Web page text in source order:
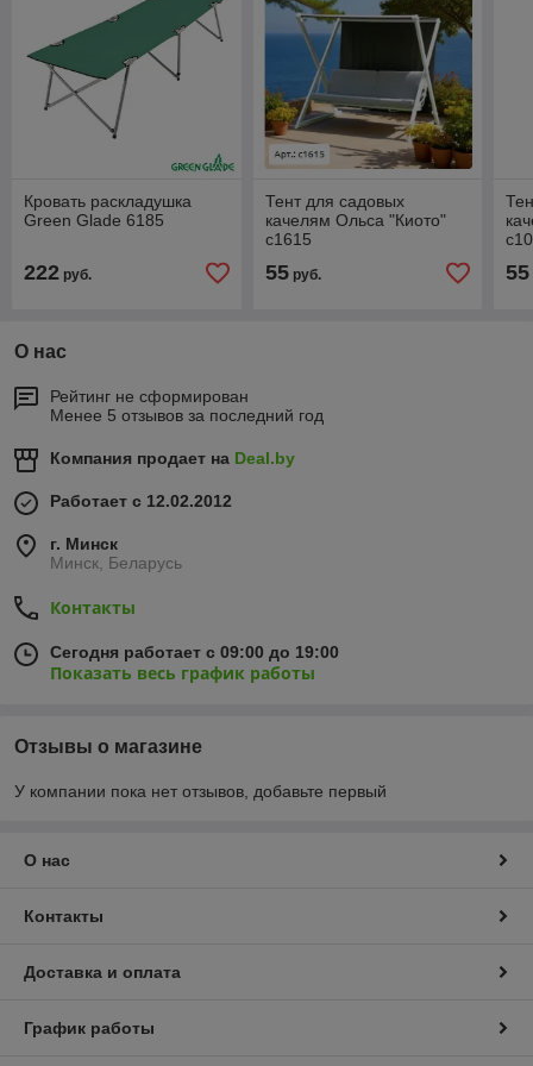
Кровать раскладушка
Green Glade 6185
222 руб.
Тент для садовых
качелям Ольса "Киото"
c1615
55руб. 55
О нас
Рейтинг не сформирован
Менее 5 отзывов за последний год
Компания продает на Deal.by
Работает с 12.02.2012
г. Минск
Минск, Беларусь
Контакты
Сегодня работает с 09:00 до 19:00
Показать весь график работы
Отзывы о магазине
У компании пока нет отзывов, добавьте первый
О нас
Контакты
Доставка и оплата
График работы